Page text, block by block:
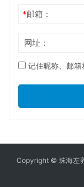
*邮箱：
网址：
记住昵称、邮箱
Copyright © 珠海左